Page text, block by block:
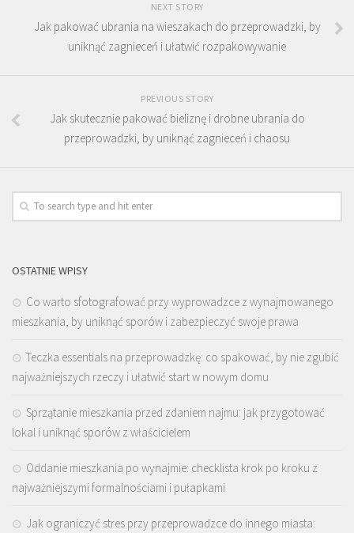
NEXT STORY
Jak pakować ubrania na wieszakach do przeprowadzki, by
uniknąć zagnieceń i ułatwić rozpakowywanie
PREVIOUS STORY
Jak skutecznie pakować bieliznę i drobne ubrania do
przeprowadzki, by uniknąć zagnieceń i chaosu
OSTATNIE WPISY
Co warto sfotografować przy wyprowadzce z wynajmowanego
mieszkania, by uniknąć sporów i zabezpieczyć swoje prawa
Teczka essentials na przeprowadzkę: co spakować, by nie zgubić
najważniejszych rzeczy i ułatwić start w nowym domu
Sprzątanie mieszkania przed zdaniem najmu: jak przygotować
lokal i uniknąć sporów z właścicielem
Oddanie mieszkania po wynajmie: checklista krok po kroku z
najważniejszymi formalnościami i pułapkami
Jak ograniczyć stres przy przeprowadzce do innego miasta: